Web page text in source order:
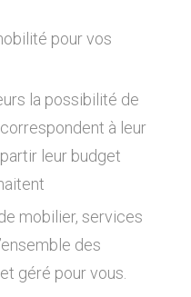
pour vos
la possibilité de
à leur
leur budget
mobilier, services
des
géré pour vous.